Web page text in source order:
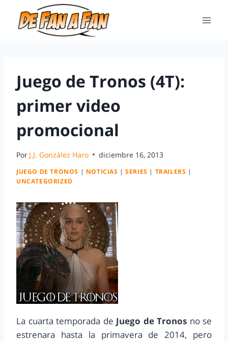
Juego de Tronos (4T):
primer video
promocional
Por J.J. González Haro diciembre 16, 2013
JUEGO DE TRONOS | NOTICIAS |SERIES | TRAILERS |
UNCATEGORIZED
La cuarta temporada de Juego de Tronos no se
estrenara hasta la primavera de 2014, pero